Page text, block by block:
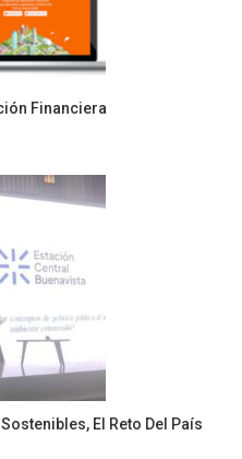
Financiera
El Reto Del País